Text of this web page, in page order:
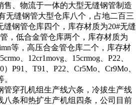
售、物流于一体的大型无缝钢管制造
无缝钢管大型仓库八个，占地二百三
缝钢管仓库四个，库存材质为20#无缝
，低合金管仓库两个，库存材质为
等，高压合金管仓库二个，库存材
、12cr1movg、15crmog、P22、
）P91、T91、P22、Cr5Mo、Cr9Mo、
管穿孔机组生产线六条，冷拔生产线
八条和热扩生产机组四条，公司目前